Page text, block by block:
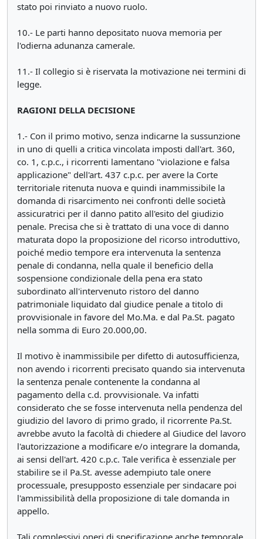
stato poi rinviato a nuovo ruolo.
10.- Le parti hanno depositato nuova memoria per
l'odierna adunanza camerale.
11.- Il collegio si è riservata la motivazione nei termini di
legge.
RAGIONI DELLA DECISIONE
1.- Con il primo motivo, senza indicarne la sussunzione
in uno di quelli a critica vincolata imposti dall'art. 360,
co. 1, c.p.c., i ricorrenti lamentano "violazione e falsa
applicazione" dell'art. 437 c.p.c. per avere la Corte
territoriale ritenuta nuova e quindi inammissibile la
domanda di risarcimento nei confronti delle società
assicuratrici per il danno patito all'esito del giudizio
penale. Precisa che si è trattato di una voce di danno
maturata dopo la proposizione del ricorso introduttivo,
poiché medio tempore era intervenuta la sentenza
penale di condanna, nella quale il beneficio della
sospensione condizionale della pena era stato
subordinato all'intervenuto ristoro del danno
patrimoniale liquidato dal giudice penale a titolo di
provvisionale in favore del Mo.Ma. e dal Pa.St. pagato
nella somma di Euro 20.000,00.
Il motivo è inammissibile per difetto di autosufficienza,
non avendo i ricorrenti precisato quando sia intervenuta
la sentenza penale contenente la condanna al
pagamento della c.d. provvisionale. Va infatti
considerato che se fosse intervenuta nella pendenza del
giudizio del lavoro di primo grado, il ricorrente Pa.St.
avrebbe avuto la facoltà di chiedere al Giudice del lavoro
l'autorizzazione a modificare e/o integrare la domanda,
ai sensi dell'art. 420 c.p.c. Tale verifica è essenziale per
stabilire se il Pa.St. avesse adempiuto tale onere
processuale, presupposto essenziale per sindacare poi
l'ammissibilità della proposizione di tale domanda in
appello.
Tali complessivi oneri di specificazione anche temporale